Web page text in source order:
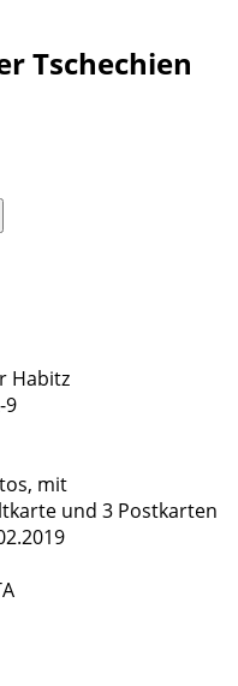
Tschechien
Habitz
9
mit
und 3 Postkarten